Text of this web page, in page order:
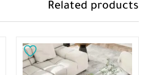
Related products